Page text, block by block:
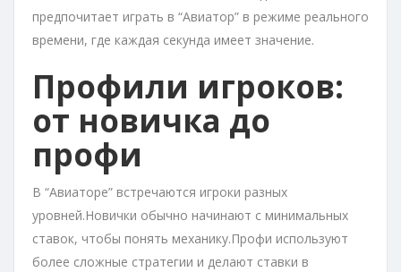
предпочитает играть в “Авиатор” в режиме реального
времени, где каждая секунда имеет значение.
Профили игроков:
от новичка до
профи
В “Авиаторе” встречаются игроки разных
уровней.Новички обычно начинают с минимальных
ставок, чтобы понять механику.Профи используют
более сложные стратегии и делают ставки в